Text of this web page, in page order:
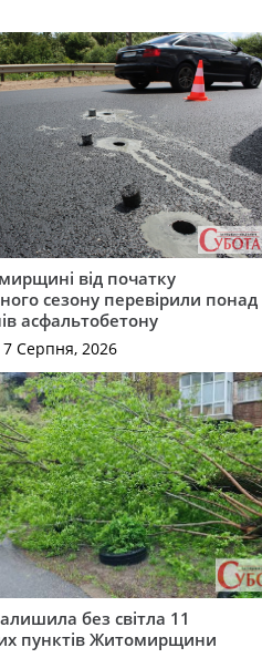
від початку
сезону перевірили понад
асфальтобетону
7 Серпня, 2026
без світла 11
пунктів Житомирщини